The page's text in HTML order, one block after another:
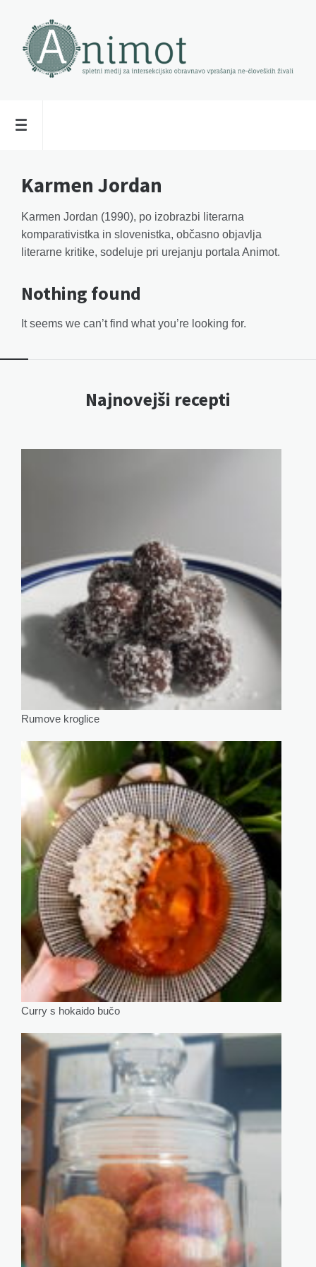
Karmen Jordan
Karmen Jordan (1990), po izobrazbi literarna
komparativistka in slovenistka, občasno objavlja
literarne kritike, sodeluje pri urejanju portala Animot.
Nothing found
It seems we can’t find what you’re looking for.
Najnovejši recepti
Rumove kroglice
Curry s hokaido bučo